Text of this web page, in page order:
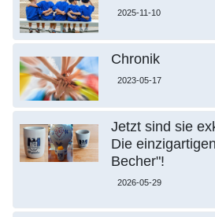
2025-11-10
Chronik
2023-05-17
Jetzt sind sie
Die
Becher"!
2026-05-29